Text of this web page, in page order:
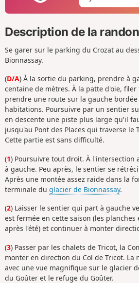
Description de la
Se garer sur le parking du Crozat au
Bionnassay.
(D/A) À la sortie du parking, prendre à
centaine de mètres. À la patte d'oie,
prendre une route sur la gauche
habitations. Poursuivre par un sentier
en descente une piste plus large qu'il
jusqu'au Pont des Places qui traverse le
Cette partie est sans difficulté.
(1) Poursuivre tout droit. À l'intersection
à gauche. Peu après, le sentier se
Après une montée assez raide dans la
terminale du glacier de Bionnassay.
(2) Laisser le sentier qui part à gauche
est fermée en cette saison (les
après l'été) et continuer à monter
(3) Passer par les chalets de Tricot, la
monter en direction du Col de Tricot. La
avec une vue magnifique sur le glacier
du Goûter et le refuge du Goûter.